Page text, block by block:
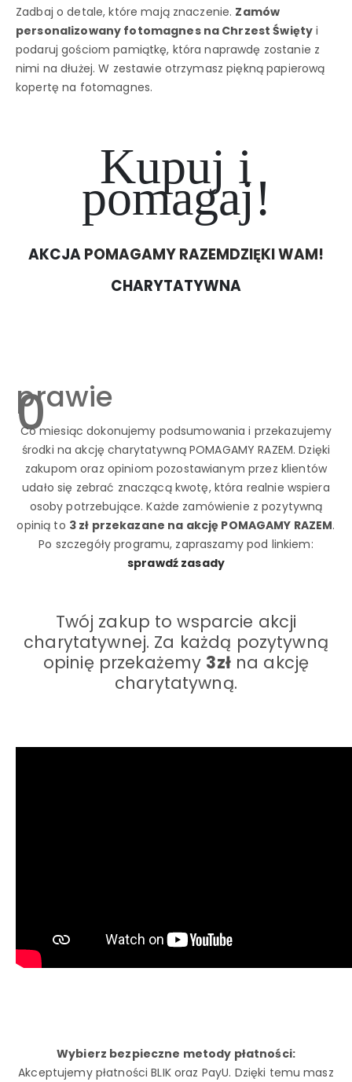
Zadbaj o detale, które mają znaczenie. Zamów
personalizowany fotomagnes na Chrzest Święty i
podaruj gościom pamiątkę, która naprawdę zostanie z
nimi na dłużej. W zestawie otrzymasz piękną papierową
kopertę na fotomagnes.
Kupuj i
pomagaj!
AKCJA POMAGAMY RAZEMDZIĘKI WAM!
CHARYTATYWNA
prawie
0
Co miesiąc dokonujemy podsumowania i przekazujemy
środki na akcję charytatywną POMAGAMY RAZEM. Dzięki
zakupom oraz opiniom pozostawianym przez klientów
udało się zebrać znaczącą kwotę, która realnie wspiera
osoby potrzebujące. Każde zamówienie z pozytywną
opinią to 3 zł przekazane na akcję POMAGAMY RAZEM.
Po szczegóły programu, zapraszamy pod linkiem:
sprawdź zasady
Twój zakup to wsparcie akcji
charytatywnej. Za każdą pozytywną
opinię przekażemy 3złna akcję
charytatywną.
Wybierz bezpieczne metody płatności:
Akceptujemy płatności BLIK oraz PayU. Dzięki temu masz